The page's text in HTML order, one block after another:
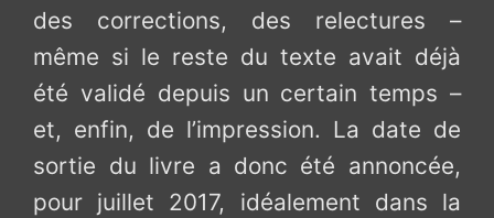
des corrections, des relectures –
même si le reste du texte avait déjà
été validé depuis un certain temps –
et, enfin, de l’impression. La date de
sortie du livre a donc été annoncée,
pour juillet 2017, idéalement dans la